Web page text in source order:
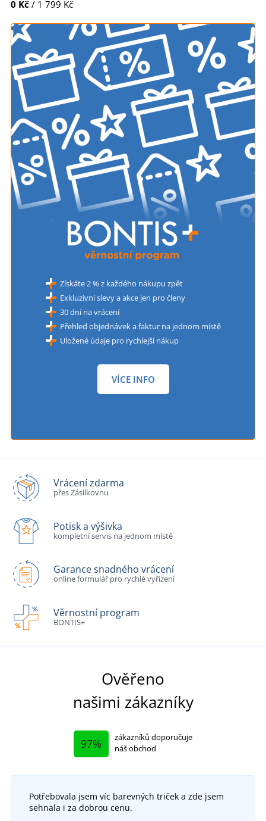
0 Kč / 1 799 Kč
Získáte 2 % z každého nákupu zpět
Exkluzivní slevy a akce jen pro členy
30 dní na vrácení
Přehled objednávek a faktur na jednom místě
Uložené údaje pro rychlejší nákup
VÍCE INFO
Vrácení zdarma
přes Zásilkovnu
Potisk a výšivka
kompletní servis na jednom místě
Garance snadného vrácení
online formulář pro rychlé vyřízení
Věrnostní program
BONTIS+
Ověřeno
našimi zákazníky
97%
zákazníků doporučuje
náš obchod
Potřebovala jsem víc barevných triček a zde jsem
sehnala i za dobrou cenu.